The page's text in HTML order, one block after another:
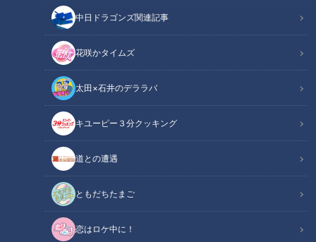
中日ドラゴンズ関連記事
花咲かタイムズ
太田×石井のデララバ
キユーピー３分クッキング
道との遭遇
ともだちたまご
恋はロケ中に！
この記事の画像（全3枚）